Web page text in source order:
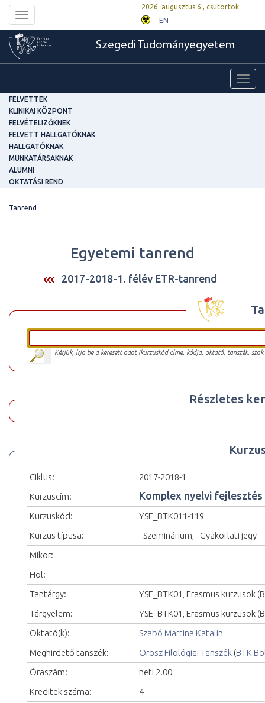
Toggle
navigation
2026. augusztus 6., csütörtök
EN
Szegedi Tudományegyetem
FELVETTEK
KLINIKAI KÖZPONT
FELVÉTELIZŐKNEK
FELVETT HALLGATÓKNAK
HALLGATÓKNAK
MUNKATÁRSAKNAK
ALUMNI
OKTATÁSI REND
Tanrend
Egyetemi tanrend
2017-2018-1. félév ETR-tanrend
Kérjük, írja be a keresett adat (kurzuskód címe, kódja, oktató, tanszék,
Részletes
Ciklus:
2017-2018-1
Kurzuscím:
Komplex nyelvi
Kurzuskód:
YSE_BTK011-119
Kurzus típusa:
_Szeminárium, _Gyakorlati jegy
Mikor:
Hol:
Tantárgy:
YSE_BTK01, Erasmus kurzusok
Tárgyelem:
YSE_BTK01, Erasmus kurzusok
Oktató(k):
Szabó Martina Katalin
Meghirdető tanszék:
Orosz Filológiai Tanszék (BTK
Óraszám:
heti 2.00
Kreditek száma:
4